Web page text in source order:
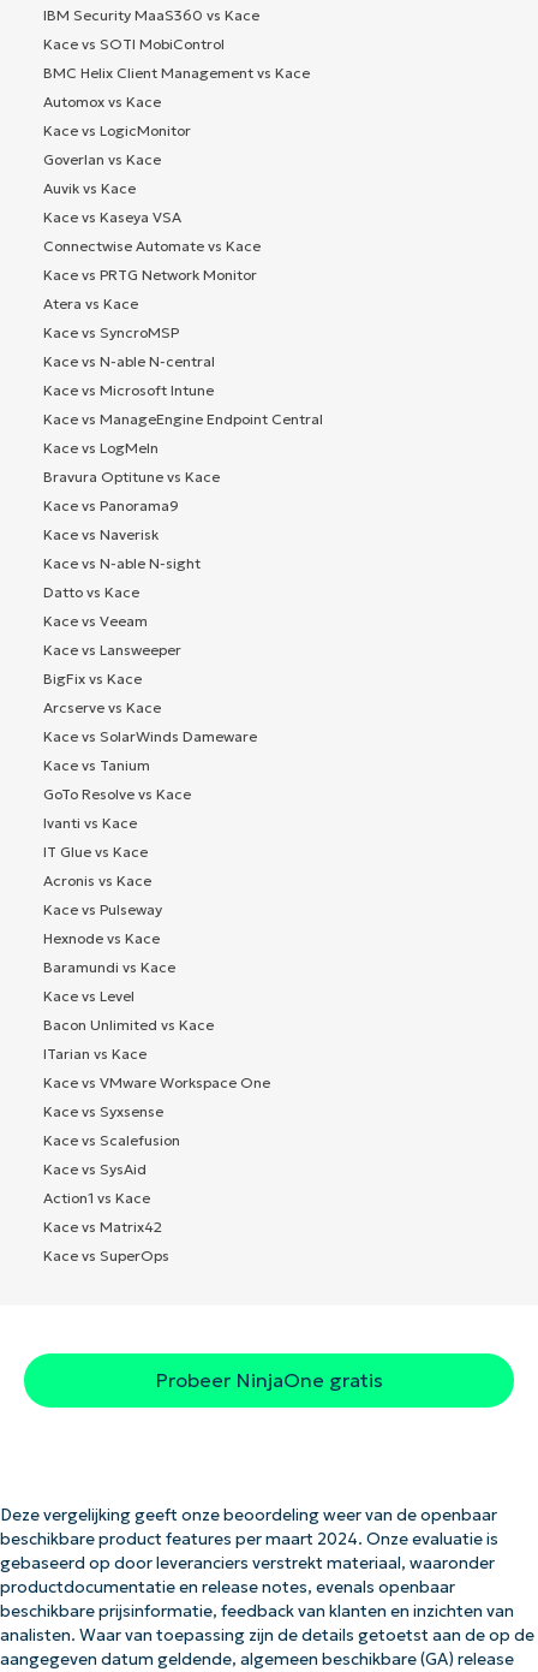
IBM Security MaaS360 vs Kace
Kace vs SOTI MobiControl
BMC Helix Client Management vs Kace
Automox vs Kace
Kace vs LogicMonitor
Goverlan vs Kace
Auvik vs Kace
Kace vs Kaseya VSA
Connectwise Automate vs Kace
Kace vs PRTG Network Monitor
Atera vs Kace
Kace vs SyncroMSP
Kace vs N-able N-central
Kace vs Microsoft Intune
Kace vs ManageEngine Endpoint Central
Kace vs LogMeIn
Bravura Optitune vs Kace
Kace vs Panorama9
Kace vs Naverisk
Kace vs N-able N-sight
Datto vs Kace
Kace vs Veeam
Kace vs Lansweeper
BigFix vs Kace
Arcserve vs Kace
Kace vs SolarWinds Dameware
Kace vs Tanium
GoTo Resolve vs Kace
Ivanti vs Kace
IT Glue vs Kace
Acronis vs Kace
Kace vs Pulseway
Hexnode vs Kace
Baramundi vs Kace
Kace vs Level
Bacon Unlimited vs Kace
ITarian vs Kace
Kace vs VMware Workspace One
Kace vs Syxsense
Kace vs Scalefusion
Kace vs SysAid
Action1 vs Kace
Kace vs Matrix42
Kace vs SuperOps
Probeer NinjaOne gratis
Deze vergelijking geeft onze beoordeling weer van de openbaar
beschikbare product features per maart 2024. Onze evaluatie is
gebaseerd op door leveranciers verstrekt materiaal, waaronder
productdocumentatie en release notes, evenals openbaar
beschikbare prijsinformatie, feedback van klanten en inzichten van
analisten. Waar van toepassing zijn de details getoetst aan de op de
aangegeven datum geldende, algemeen beschikbare (GA) release